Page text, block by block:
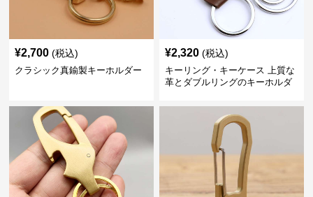
¥2,700 (税込)
クラシック真鍮製キーホルダー
¥2,320 (税込)
キーリング・キーケース 上質な
革とダブルリングのキーホルダ